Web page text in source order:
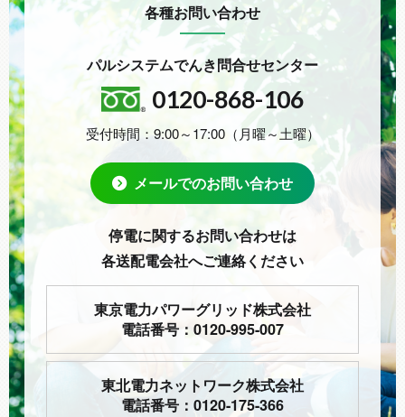
各種お問い合わせ
パルシステムでんき問合せセンター
0120-868-106
受付時間：9:00～17:00（月曜～土曜）
メールでのお問い合わせ
停電に関するお問い合わせは
各送配電会社へご連絡ください
東京電力パワーグリッド株式会社
電話番号：0120-995-007
東北電力ネットワーク株式会社
電話番号：0120-175-366